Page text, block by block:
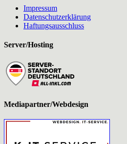
Impressum
Datenschutzerklärung
Haftungsausschluss
Server/Hosting
Mediapartner/Webdesign